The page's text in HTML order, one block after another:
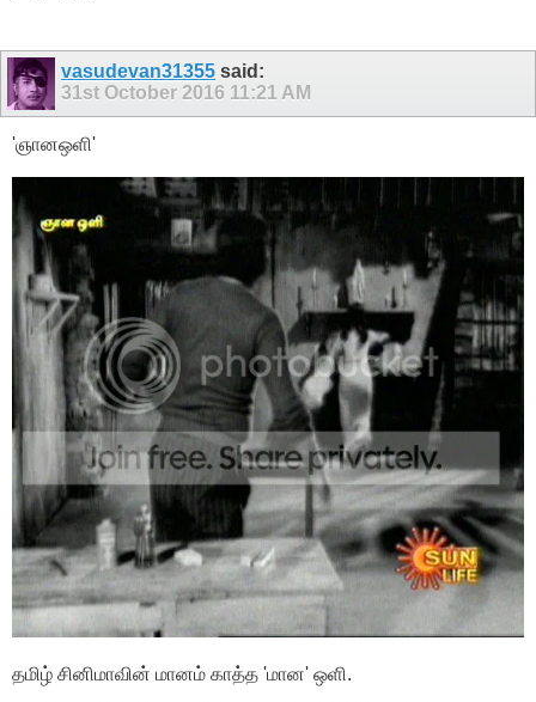
vasudevan31355 said:
31st October 2016 11:21 AM
'ஞானஒளி'
தமிழ் சினிமாவின் மானம் காத்த 'மான' ஒளி.